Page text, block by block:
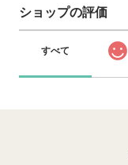
ショップの評価
すべて